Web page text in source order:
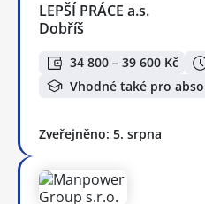
LEPŠÍ PRÁCE a.s.
Dobříš
34 800 – 39 600 Kč
Vhodné také pro
Zveřejněno: 5. srpna